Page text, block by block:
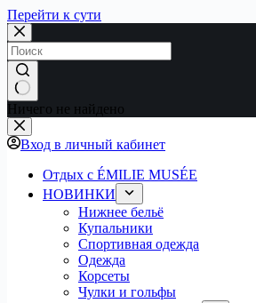
Перейти к сути
Ничего не найдено
Вход в личный кабинет
Отдых с ÉMILIE MUSÉE
НОВИНКИ
Нижнее бельё
Купальники
Спортивная одежда
Одежда
Корсеты
Чулки и гольфы